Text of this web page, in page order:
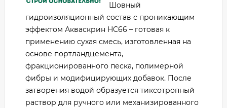
Шовный
гидроизоляционный состав с проникающим
эффектом Акваскрин HC66 – готовая к
применению сухая смесь, изготовленная на
основе портландцемента,
фракционированного песка, полимерной
фибры и модифицирующих добавок. После
затворения водой образуется тиксотропный
раствор для ручного или механизированного